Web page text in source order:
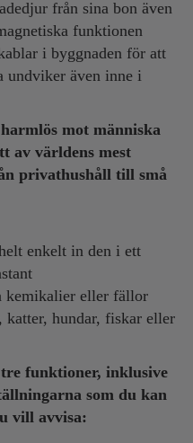
från sina bon även
funktionen
i byggnaden för att
undviker även inne i
mot människa
av världens mest
privathushåll till små
enkelt in den i ett
kemikalier eller fällor
katter, hundar, fiskar eller
funktioner, inklusive
som du kan
vill avvisa: